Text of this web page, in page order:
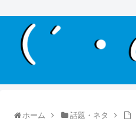
ホーム 話題・ネタ